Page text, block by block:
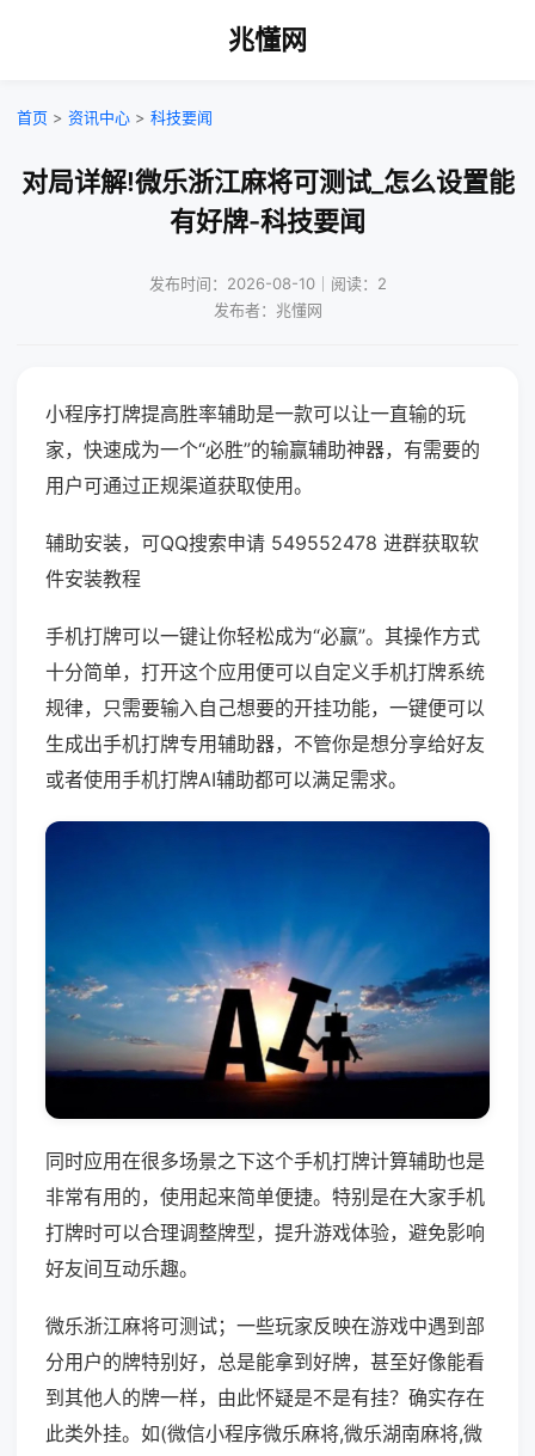
兆懂网
首页 > 资讯中心 > 科技要闻
对局详解!微乐浙江麻将可测试_怎么设置能
有好牌-科技要闻
发布时间：2026-08-10｜阅读：2
发布者：兆懂网
小程序打牌提高胜率辅助是一款可以让一直输的玩
家，快速成为一个“必胜”的输赢辅助神器，有需要的
用户可通过正规渠道获取使用。
辅助安装，可QQ搜索申请 549552478 进群获取软
件安装教程
手机打牌可以一键让你轻松成为“必赢”。其操作方式
十分简单，打开这个应用便可以自定义手机打牌系统
规律，只需要输入自己想要的开挂功能，一键便可以
生成出手机打牌专用辅助器，不管你是想分享给好友
或者使用手机打牌AI辅助都可以满足需求。
同时应用在很多场景之下这个手机打牌计算辅助也是
非常有用的，使用起来简单便捷。特别是在大家手机
打牌时可以合理调整牌型，提升游戏体验，避免影响
好友间互动乐趣。
微乐浙江麻将可测试；一些玩家反映在游戏中遇到部
分用户的牌特别好，总是能拿到好牌，甚至好像能看
到其他人的牌一样，由此怀疑是不是有挂？确实存在
此类外挂。如(微信小程序微乐麻将,微乐湖南麻将,微